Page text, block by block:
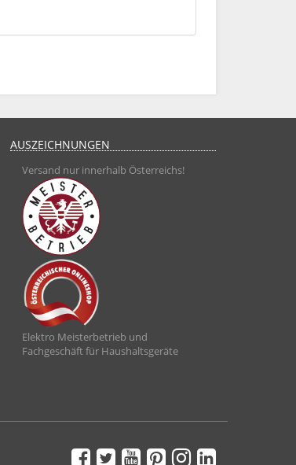
AUSZEICHNUNGEN
Versand nur innerhalb Österreichs!
Elektro Meisterbetrieb und
Fachgeschäft für Haushaltsgeräte